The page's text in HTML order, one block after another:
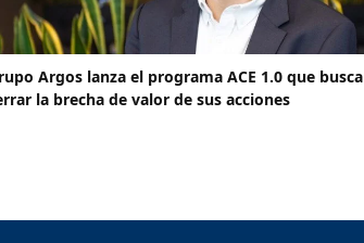
Argos lanza el programa ACE 1.0 que busca
la brecha de valor de sus acciones